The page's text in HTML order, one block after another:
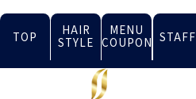
TOP
HAIR
STYLE
MENU
COUPON STAFF